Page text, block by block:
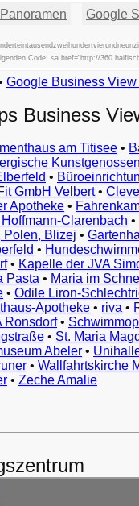
Google
Code: <a href="http://
Google Business
Business
am Titisee •
•
GmbH Velbert•
Apotheke •
Clarenbach •
Polen, Blizej •
•
• Kapelle der JVA
Pasta • Maria im
• Odile Liron-
Apotheke • riva •
Ronsdorf•
• St. Maria
Abeler •
• Wallfahrtskirche
• Zeche Amalie